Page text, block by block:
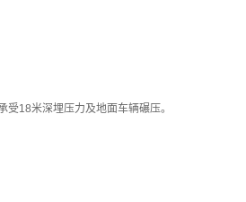
18米深埋压力及地面车辆碾压。